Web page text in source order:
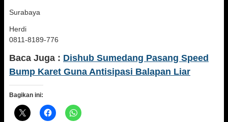
Surabaya
Herdi
0811-8189-776
Baca Juga : Dishub Sumedang Pasang Speed
Bump Karet Guna Antisipasi Balapan Liar
Bagikan ini: